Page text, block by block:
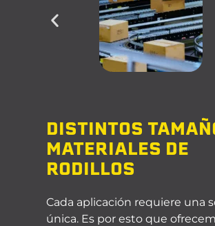
DISTINTOS
MATERIALES DE
RODILLOS
Cada aplicación requiere una
única. Es por estoque